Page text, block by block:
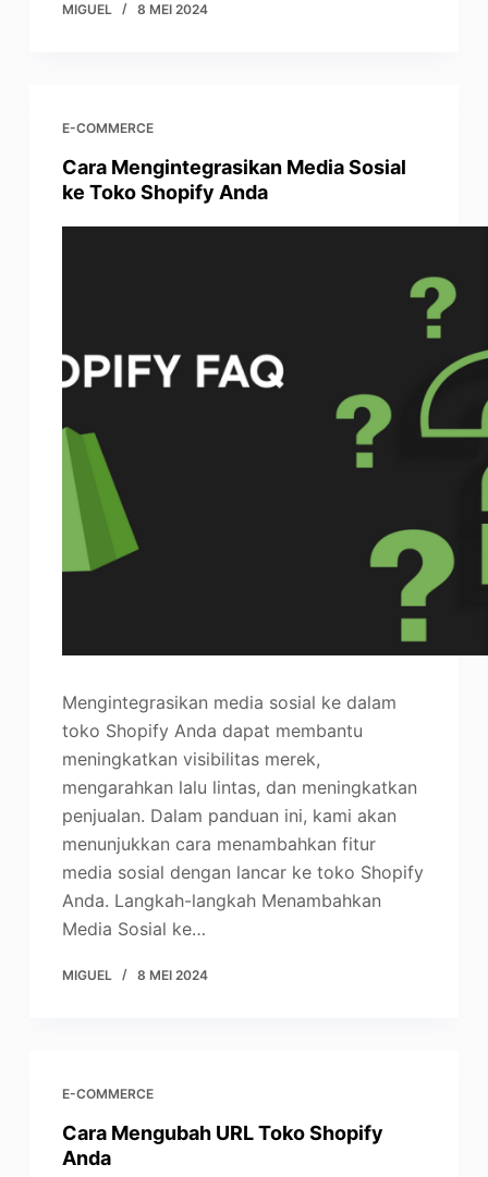
MIGUEL 8 MEI 2024
E-COMMERCE
Cara Mengintegrasikan Media Sosial
ke Toko Shopify Anda
Mengintegrasikan media sosial ke dalam
toko Shopify Anda dapat membantu
meningkatkan visibilitas merek,
mengarahkan lalu lintas, dan meningkatkan
penjualan. Dalam panduan ini, kami akan
menunjukkan cara menambahkan fitur
media sosial dengan lancar ke toko Shopify
Anda. Langkah-langkah Menambahkan
Media Sosial ke…
MIGUEL 8 MEI 2024
E-COMMERCE
Cara Mengubah URL Toko Shopify
Anda